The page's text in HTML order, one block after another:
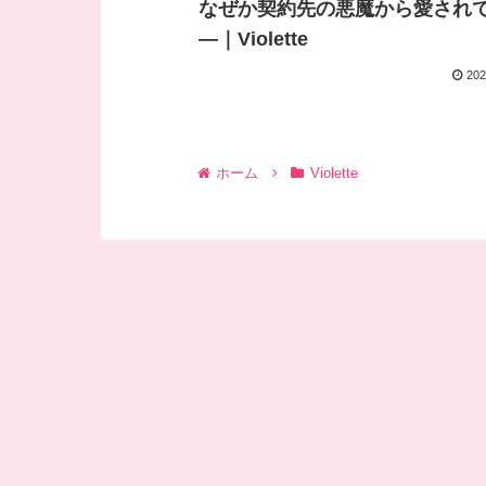
なぜか契約先の悪魔から愛され
―｜Violette
ホーム Violette